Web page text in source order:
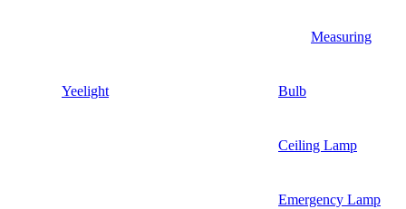
Measuring
Yeelight Bulb
Ceiling Lamp
Emergency Lamp